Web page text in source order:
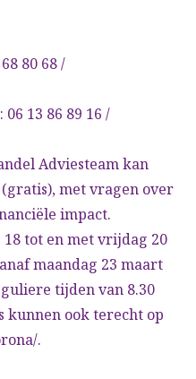
80 68 /
13 86 89 16 /
Adviesteam kan
met vragen over
impact.
tot en met vrijdag 20
maandag 23 maart
tijden van 8.30
kunnen ook terecht op
.